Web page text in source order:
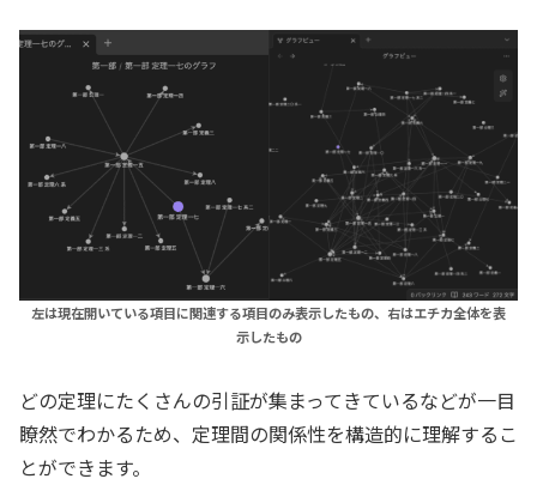
左は現在開いている項目に関連する項目のみ表示したもの、右はエチカ全体を表
示したもの
どの定理にたくさんの引証が集まってきているなどが一目
瞭然でわかるため、定理間の関係性を構造的に理解するこ
とができます。